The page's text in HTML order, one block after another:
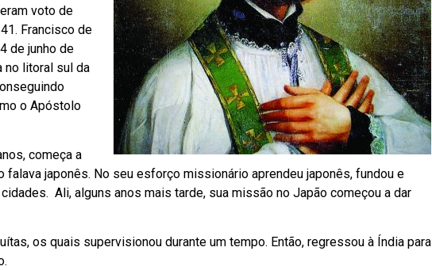
voto de
Francisco de
de junho de
no litoral sul da
o Apóstolo
começa a
japonês. No seu esforço missionário aprendeu japonês, fundou e
Ali, alguns anos mais tarde, sua missão no Japão começou a dar
os quais supervisionou durante um tempo. Então, regressou à Índia para